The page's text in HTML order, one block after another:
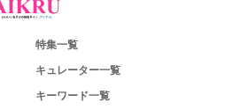
特集一覧
キュレーター一覧
キーワード一覧